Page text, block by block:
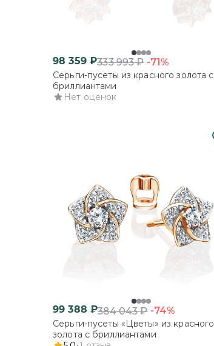
98 359₽333 993₽ -71%
Серьги-пусеты из красного золота с
бриллиантами
Нет оценок
99 388 ₽384 043₽ -74%
Серьги-пусеты «Цветы» из красного
золота с бриллиантами